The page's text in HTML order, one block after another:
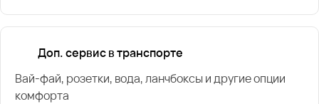
Доп. сервис в транспорте
Вай-фай, розетки, вода, ланчбоксы и другие опции
комфорта